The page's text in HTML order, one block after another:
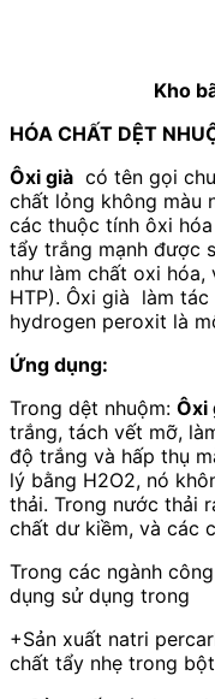
Kho
HÓA CHẤT DỆT
Ôxi già có tên gọi
chất lỏng không màu
các thuộc tính ôxi
tẩy trắng mạnh được
như làm chất oxi
HTP). Ôxi già làm
hydrogen peroxit là
Ứng dụng:
Trong dệt nhuộm: Ôxi
trắng, tách vết mỡ,
độ trắng và hấp thụ
lý bằng H2O2, nó
thải. Trong nước thải
chất dư kiềm, và các
Trong các ngành
dụng sử dụng trong
+Sản xuất natri
chất tẩy nhẹ trong